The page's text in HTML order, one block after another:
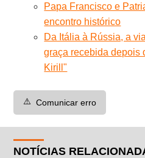
Papa Francisco e
encontro histórico
Da Itália à Rússia, a
graça recebida depois
Kirill"
⚠️ Comunicar erro
NOTÍCIAS